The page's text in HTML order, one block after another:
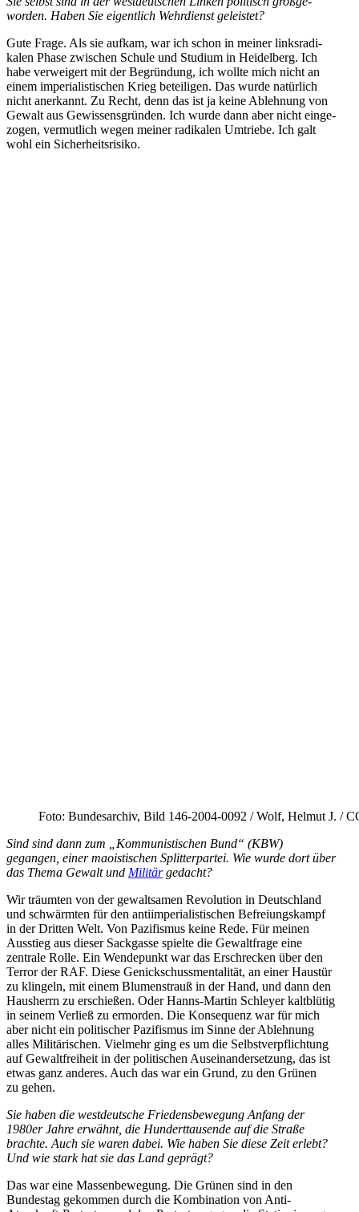
worden. Haben Sie eigentlich Wehrdienst geleistet?
Gute Frage. Als sie aufkam, war ich schon in meiner links­ra­di­
kalen Phase zwischen Schule und Studium in Heidelberg. Ich
habe verweigert mit der Begründung, ich wollte mich nicht an
einem imperia­lis­ti­schen Krieg betei­ligen. Das wurde natürlich
nicht anerkannt. Zu Recht, denn das ist ja keine Ablehnung von
Gewalt aus Gewis­sens­gründen. Ich wurde dann aber nicht einge­
zogen, vermutlich wegen meiner radikalen Umtriebe. Ich galt
wohl ein Sicherheitsrisiko.
Foto: Bundes­archiv, Bild 146‑2004-0092 /​ Wolf, Helmut J. /​
Sind sind dann zum „Kommu­nis­ti­schen Bund“ (KBW)
gegangen, einer maois­ti­schen Split­ter­partei. Wie wurde dort über
das Thema Gewalt und Militärgedacht?
Wir träumten von der gewalt­samen Revolution in Deutschland
und schwärmten für den antiim­pe­ria­lis­ti­schen Befrei­ungs­kampf
in der Dritten Welt. Von Pazifismus keine Rede. Für meinen
Ausstieg aus dieser Sackgasse spielte die Gewalt­frage eine
zentrale Rolle. Ein Wende­punkt war das Erschrecken über den
Terror der RAF. Diese Genick­schuss­men­ta­lität, an einer Haustür
zu klingeln, mit einem Blumen­strauß in der Hand, und dann den
Hausherrn zu erschießen. Oder Hanns-Martin Schleyer kaltblütig
in seinem Verließ zu ermorden. Die Konse­quenz war für mich
aber nicht ein politi­scher Pazifismus im Sinne der Ablehnung
alles Militä­ri­schen. Vielmehr ging es um die Selbst­ver­pflichtung
auf Gewalt­freiheit in der politi­schen Ausein­an­der­setzung, das ist
etwas ganz anderes. Auch das war ein Grund, zu den Grünen
zu gehen.
Sie haben die westdeutsche Friedens­be­wegung Anfang der
1980er Jahre erwähnt, die Hundert­tau­sende auf die Straße
brachte. Auch sie waren dabei. Wie haben Sie diese Zeit erlebt?
Und wie stark hat sie das Land geprägt?
Das war eine Massen­be­wegung. Die Grünen sind in den
Bundestag gekommen durch die Kombi­nation von Anti-